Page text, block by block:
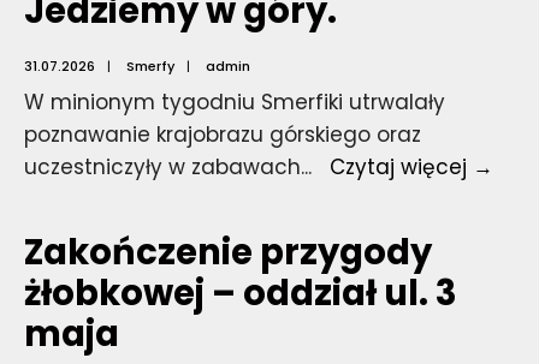
31.07.2026 | Smerfy | admin
W minionym tygodniu Smerfiki utrwalały
poznawanie krajobrazu górskiego oraz
uczestniczyły w zabawach... Czytaj więcej →
Zakończenie przygody
żłobkowej – oddział ul. 3
maja